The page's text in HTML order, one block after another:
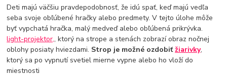
Deti majú väčšiu pravdepodobnosť, že idú spať, keď majú vedľa
seba svoje obľúbené hračky alebo predmety. V tejto úlohe môže
byť vypchatá hračka, malý medveď alebo obľúbená prikrývka.
light-projektor,, ktorý na strope a stenách zobrazí obraz nočnej
oblohy posiaty hviezdami. Strop je možné ozdobiťžiarivky,
ktorý sa po vypnutí svetiel mierne vypne alebo ho vloží do
miestnosti